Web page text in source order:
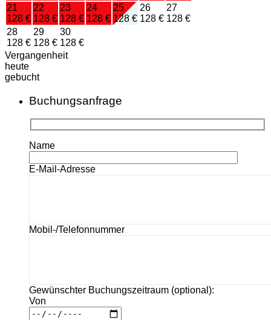
21
128 €
22
128 €
23
128 €
24
128 €
25
128 €
26
128 €
27
128 €
28
128 €
29
128 €
30
128 €
Vergangenheit
heute
gebucht
Buchungsanfrage
Name
E-Mail-Adresse
Mobil-/Telefonnummer
Gewünschter Buchungszeitraum (optional):
Von